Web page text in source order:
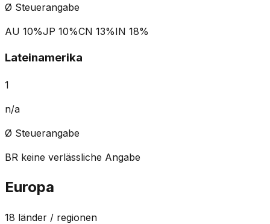
Ø Steuerangabe
AU 10%JP 10%CN 13%IN 18%
Lateinamerika
1
n/a
Ø Steuerangabe
BR keine verlässliche Angabe
Europa
18 länder / regionen